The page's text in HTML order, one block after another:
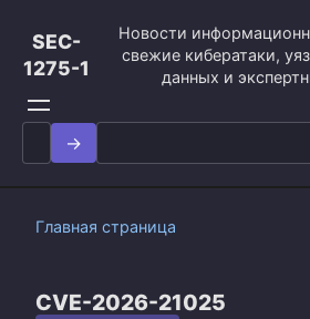
контенту
SEC-
1275-1
Новости
свежие кибератаки,
данных и
Search
for:
Главная страница
CVE-2026-21025